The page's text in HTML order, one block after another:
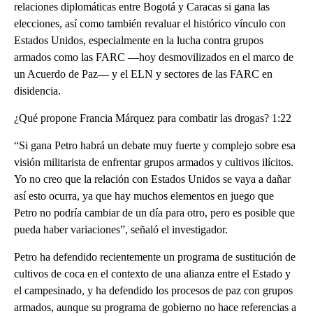
relaciones diplomáticas entre Bogotá y Caracas si gana las
elecciones, así como también revaluar el histórico vínculo con
Estados Unidos, especialmente en la lucha contra grupos
armados como las FARC —hoy desmovilizados en el marco de
un Acuerdo de Paz— y el ELN y sectores de las FARC en
disidencia.
¿Qué propone Francia Márquez para combatir las drogas? 1:22
“Si gana Petro habrá un debate muy fuerte y complejo sobre esa
visión militarista de enfrentar grupos armados y cultivos ilícitos.
Yo no creo que la relación con Estados Unidos se vaya a dañar
así esto ocurra, ya que hay muchos elementos en juego que
Petro no podría cambiar de un día para otro, pero es posible que
pueda haber variaciones”, señaló el investigador.
Petro ha defendido recientemente un programa de sustitución de
cultivos de coca en el contexto de una alianza entre el Estado y
el campesinado, y ha defendido los procesos de paz con grupos
armados, aunque su programa de gobierno no hace referencias a